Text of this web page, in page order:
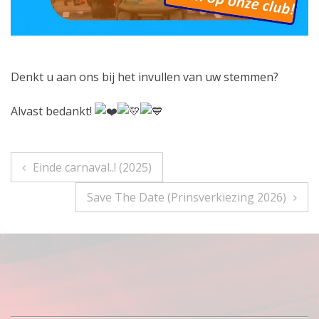
Denkt u aan ons bij het invullen van uw stemmen?
Alvast bedankt!
Bericht
navigatie
Einde carnaval..! (2025)
Save The Date (Prinsverkiezing 2026)